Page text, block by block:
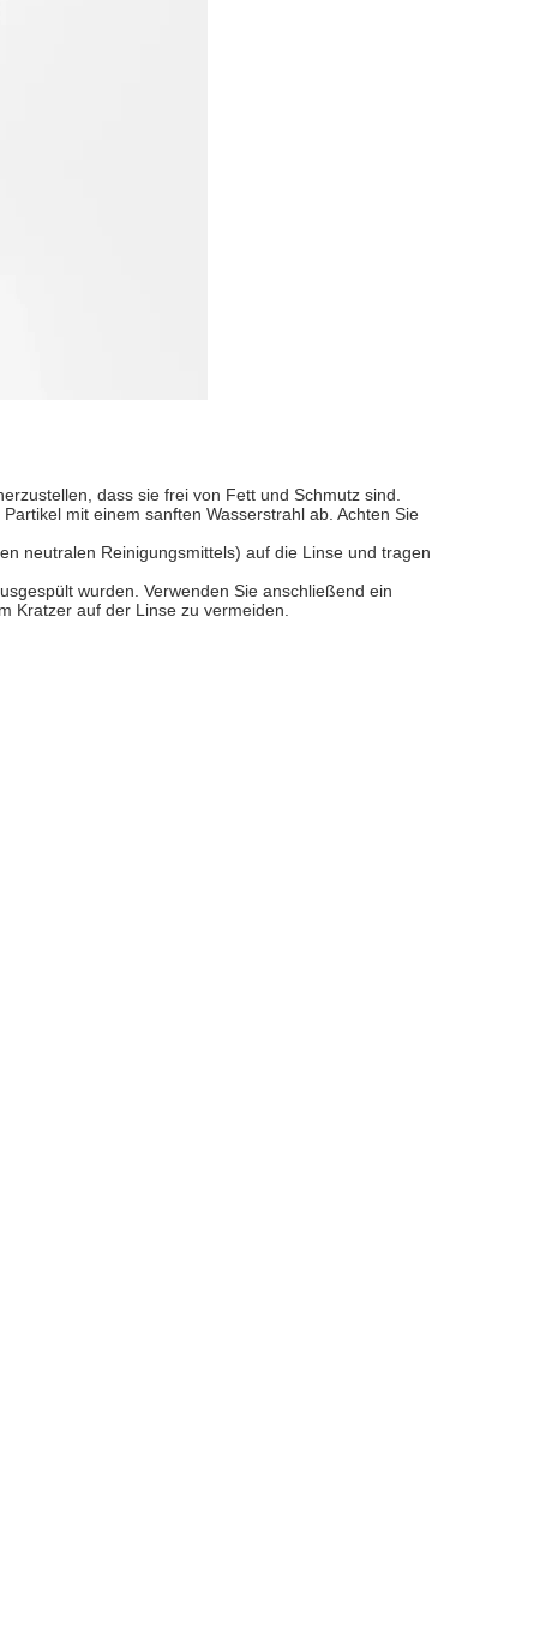
dass sie frei von Fett und Schmutz sind.
mit einem sanften Wasserstrahl ab. Achten Sie
neutralen Reinigungsmittels) auf die Linse und tragen
wurden. Verwenden Sie anschließend ein
Kratzer auf der Linse zu vermeiden.